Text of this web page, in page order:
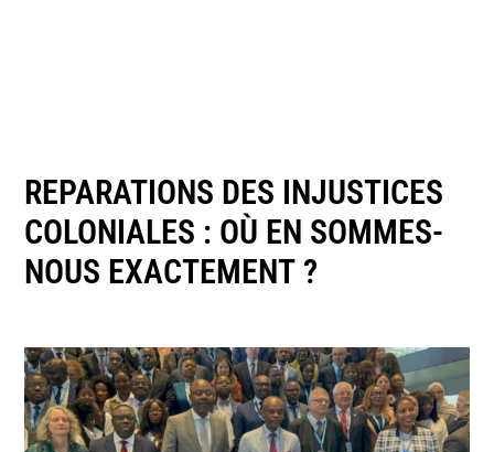
REPARATIONS DES INJUSTICES
COLONIALES : OÙ EN SOMMES-
NOUS EXACTEMENT ?